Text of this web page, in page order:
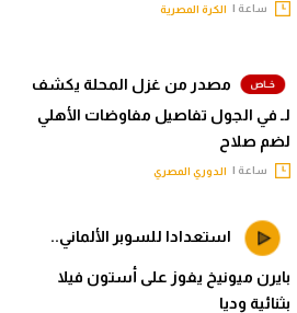
ساعة | الكرة المصرية
مصدر من غزل المحلة يكشف
لـ في الجول تفاصيل مفاوضات الأهلي
لضم صلاح
ساعة | الدوري المصري
استعدادا للسوبر الألماني..
بايرن ميونيخ يفوز على أستون فيلا
بثنائية وديا